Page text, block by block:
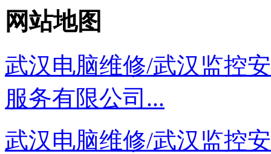
网站地图
武汉电脑维修/武汉监控
服务有限公司...
武汉电脑维修/武汉监控